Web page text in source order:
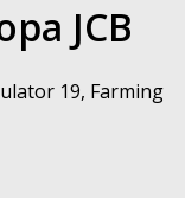
JCB
19, Farming